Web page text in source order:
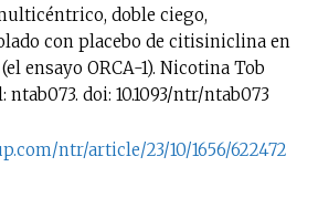
doble ciego,
con placebo de citisiniclina en
ensayo ORCA-1). Nicotina Tob
ntab073. doi: 10.1093/ntr/ntab073
ntr/article/23/10/1656/622472